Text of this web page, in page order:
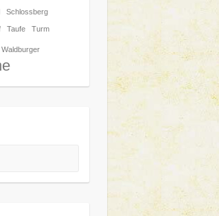
Schlossberg
Taufe Turm
Waldburger